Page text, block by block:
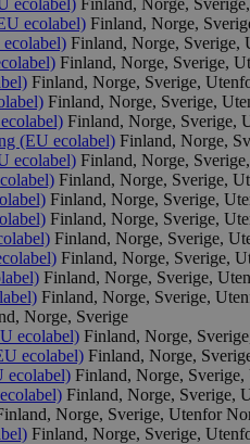
ecolabel) Finland, Norge,
Finland, Norge, Sverige,
Finland, Norge, Sverige,
Finland, Norge, Sverige,
Finland, Norge, Sverige,
Finland, Norge, Sverige,
(EU ecolabel) Finland, Norge,
ecolabel) Finland, Norge,
Finland, Norge, Sverige,
Finland, Norge, Sverige,
Finland, Norge, Sverige,
Finland, Norge, Sverige,
Finland, Norge, Sverige,
Finland, Norge, Sverige,
Finland, Norge, Sverige,
Norge, Sverige
ecolabel) Finland, Norge,
ecolabel) Finland, Norge,
ecolabel) Finland, Norge,
Finland, Norge, Sverige,
Norge, Sverige, Utenfor
Finland, Norge, Sverige,